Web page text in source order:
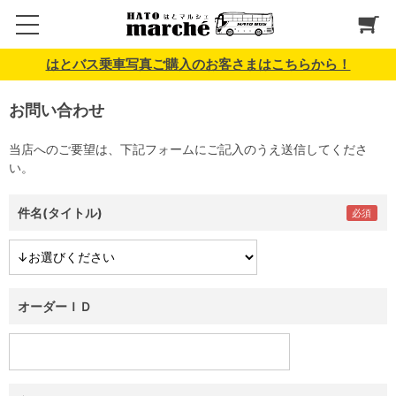
はとバス乗車写真ご購入のお客さまはこちらから！
お問い合わせ
当店へのご要望は、下記フォームにご記入のうえ送信してくださ
い。
件名(タイトル)
オーダーＩＤ